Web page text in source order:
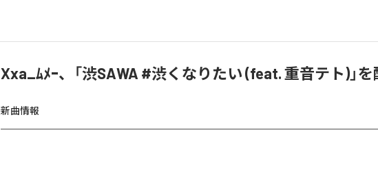
Xxa_ﾑﾒｰ、「渋SAWA #渋くなりたい (feat. 重音テト)」
新曲情報